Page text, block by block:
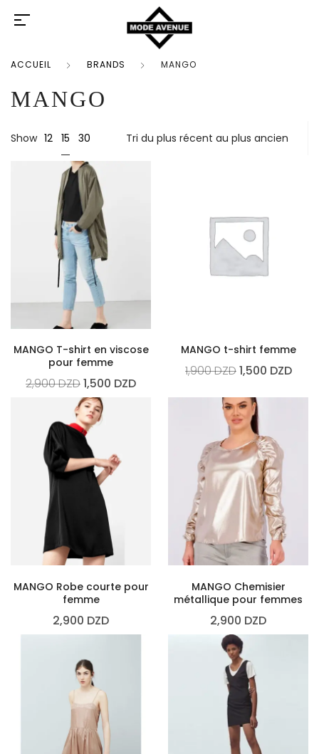
ACCUEIL BRANDS MANGO
MANGO
Show 12 15 30
MANGO T-shirt en viscose
pour femme
2,900DZD1,500 DZD
MANGO t-shirt femme
1,900DZD1,500 DZD
MANGO Robe courte pour
femme
2,900 DZD
MANGO Chemisier
métallique pour femmes
2,900 DZD